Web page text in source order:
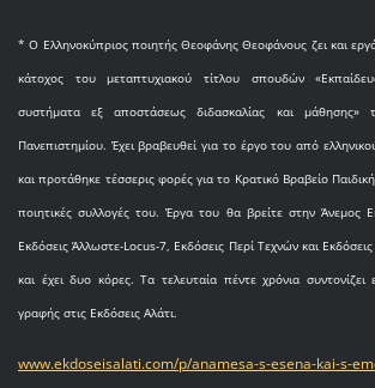
* O Eλληνοκύπριος ποιητής Θεοφάνης Θεοφάνους ζει και
κάτοχος του μεταπτυχιακού τίτλου σπουδών
συστήματα εξ αποστάσεως διδασκαλίας και μάθησης»
Πανεπιστημίου. Έχει βραβευθεί για το έργο του από
και προτάθηκε τέσσερις φορές για το Κρατικό Βραβείο
ποιητικές συλλογές του. Έργα του θα βρείτε στην Άνεμος
Εκδόσεις Άλλωστε-Locus-7, Εκδόσεις Περί Τεχνών και
και έχει δυο κόρες. Τα τελευταία πέντε χρόνια συντονίζει
γραφής στις Εκδόσεις Αλάτι.
www.ekdoseisalati.com/p/anamesa-s-esena-kai-s-